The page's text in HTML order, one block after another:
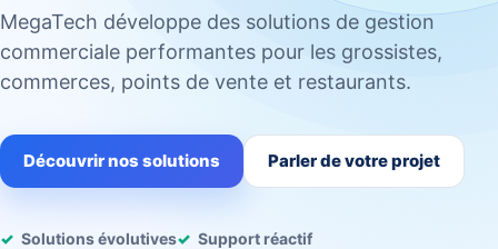
MegaTech développe des solutions de gestion
commerciale performantes pour les grossistes,
commerces, points de vente et restaurants.
Découvrir nos solutions Parler de votre projet
Solutions évolutives
Support réactif